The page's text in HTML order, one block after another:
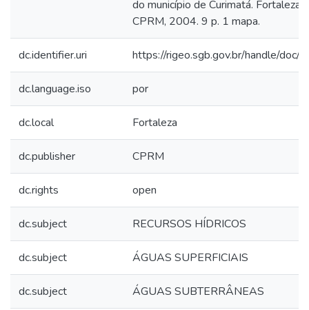
do município de Curimatá. Fortaleza:
CPRM, 2004. 9 p. 1 mapa.
dc.identifier.uri https://rigeo.sgb.gov.br/handle/doc/
dc.language.iso por
dc.local Fortaleza
dc.publisher CPRM
dc.rights open
dc.subject RECURSOS HÍDRICOS
dc.subject ÁGUAS SUPERFICIAIS
dc.subject ÁGUAS SUBTERRÂNEAS